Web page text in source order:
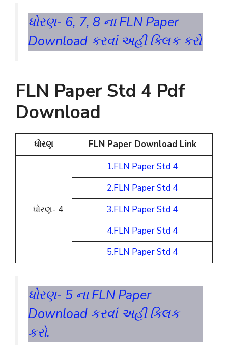
ધોરણ- 6, 7, 8 ના FLN Paper
Download કરવાં અહી ક્લિક કરો
FLN Paper Std 4 Pdf
Download
ધોરણ FLN Paper Download Link
ધોરણ- 4
1.FLN Paper Std 4
2.FLN Paper Std 4
3.FLN Paper Std 4
4.FLN Paper Std 4
5.FLN Paper Std 4
ધોરણ- 5 ના FLN Paper
Download કરવાં અહી ક્લિક
કરો.